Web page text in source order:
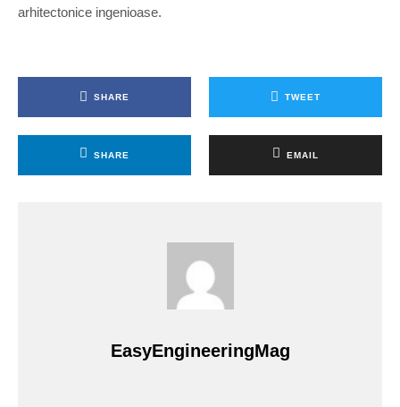
arhitectonice ingenioase.
SHARE TWEET
SHARE EMAIL
EasyEngineeringMag